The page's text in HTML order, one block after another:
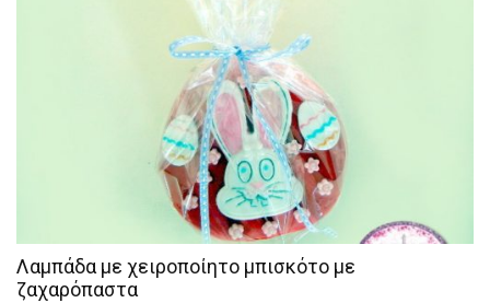
Λαμπάδα με χειροποίητο μπισκότο με
ζαχαρόπαστα